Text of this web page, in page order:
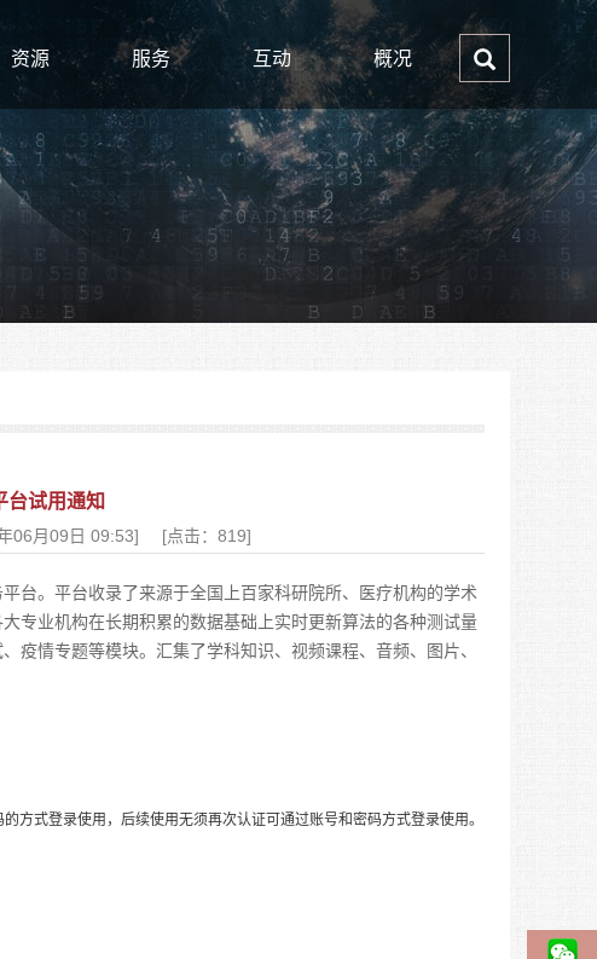
资源 服务 互动 概况
台试用通知
06月09日 09:53] [点击：819]
台。平台收录了来源于全国上百家科研院所、医疗机构的学术
专业机构在长期积累的数据基础上实时更新算法的各种测试量
疫情专题等模块。汇集了学科知识、视频课程、音频、图片、
方式登录使用，后续使用无须再次认证可通过账号和密码方式登录使用。